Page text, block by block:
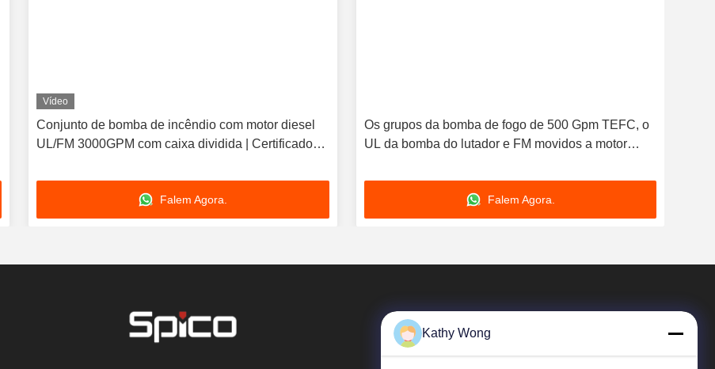
Vídeo
Conjunto de bomba de incêndio com motor diesel
UL/FM 3000GPM com caixa dividida | Certificado
Falem Agora.
Os grupos da bomba de fogo de 500 Gpm TEFC, o
UL da bomba do lutador e FM movidos a motor
Falem Agora.
Kathy Wong